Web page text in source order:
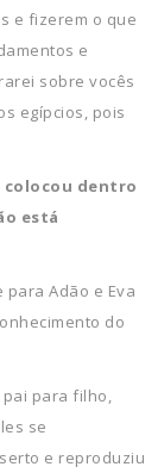
e fizerem o que
e
sobre vocês
egípcios, pois
colocou dentro
está
Adão e Eva
do
para filho,
se
e reproduziu